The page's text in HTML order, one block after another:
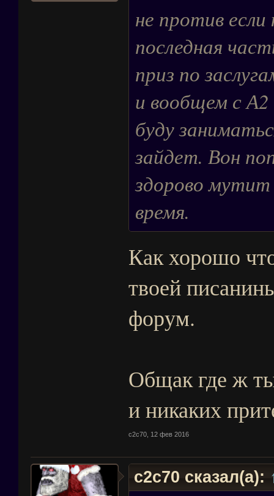
не против
последная
приз по
и вообщем с
буду
зайдет. Вон
здорово мутит
время.
Как хорошо
твоей
форум.
Общак где ж
и никаких
c2c70 12 фев 2016
c2c70 сказал(а):